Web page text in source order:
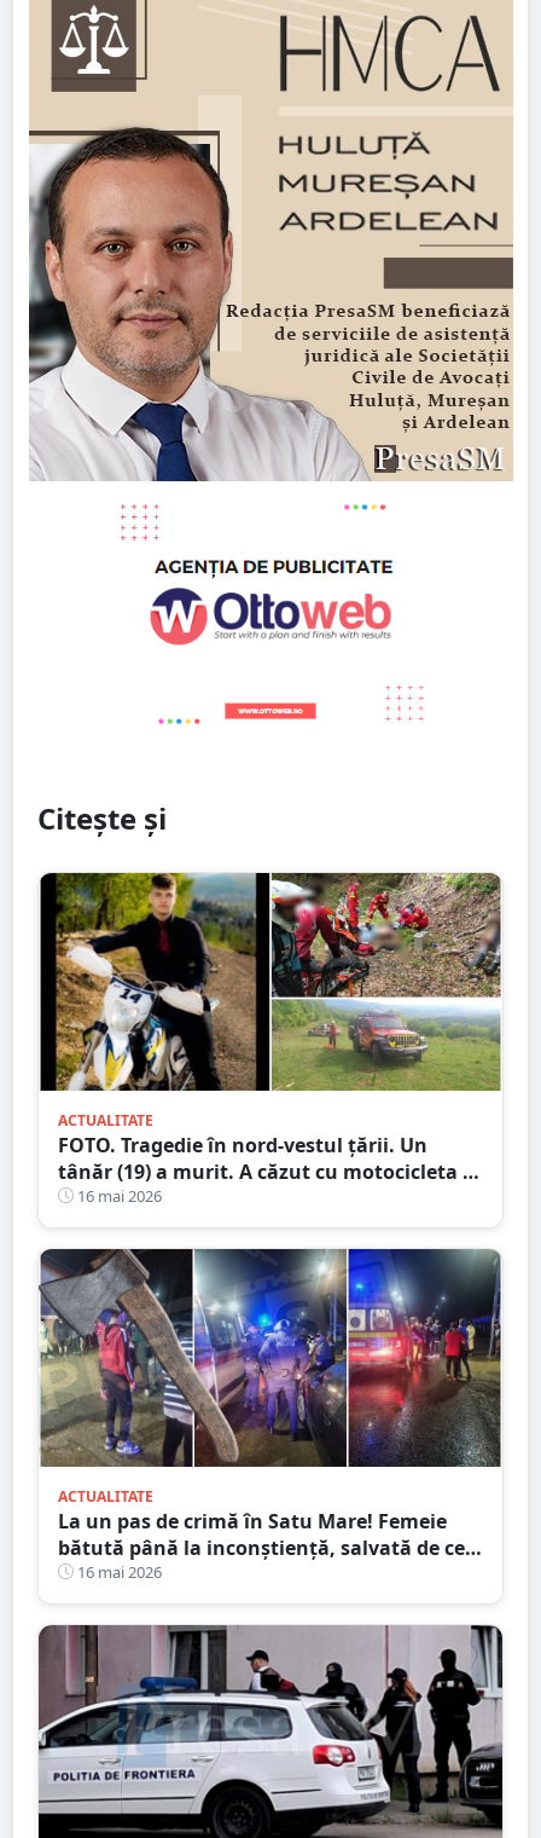
Citește și
ACTUALITATE
FOTO. Tragedie în nord-vestul țării. Un
tânăr (19) a murit. A căzut cu motocicleta în
prăpastie
16 mai 2026
ACTUALITATE
La un pas de crimă în Satu Mare! Femeie
bătută până la inconștiență, salvată de cei
4 copilași
16 mai 2026